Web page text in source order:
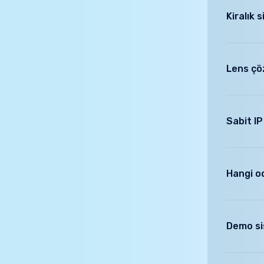
Ürün
Kiralık
Lens
Sabit
Hangi
beşiği
Demo